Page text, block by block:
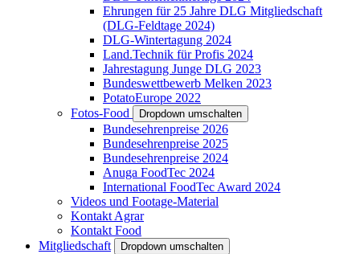
Ehrungen für 25 Jahre DLG Mitgliedschaft
(DLG-Feldtage 2024)
DLG-Wintertagung 2024
Land.Technik für Profis 2024
Jahrestagung Junge DLG 2023
Bundeswettbewerb Melken 2023
PotatoEurope 2022
Fotos-Food
Dropdown umschalten
Bundesehrenpreise 2026
Bundesehrenpreise 2025
Bundesehrenpreise 2024
Anuga FoodTec 2024
International FoodTec Award 2024
Videos und Footage-Material
Kontakt Agrar
Kontakt Food
Mitgliedschaft
Dropdown umschalten